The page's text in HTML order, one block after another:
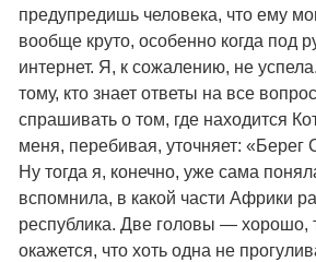
предупредишь человека, что ему
вообще круто, особенно когда под
интернет. Я, к сожалению, не
тому, кто знает ответы на все
спрашивать о том, где находится
меня, перебивая, уточняет: «Берег
Ну тогда я, конечно, уже сама
вспомнила, в какой части Африки
республика. Две головы — хорошо,
окажется, что хоть одна не